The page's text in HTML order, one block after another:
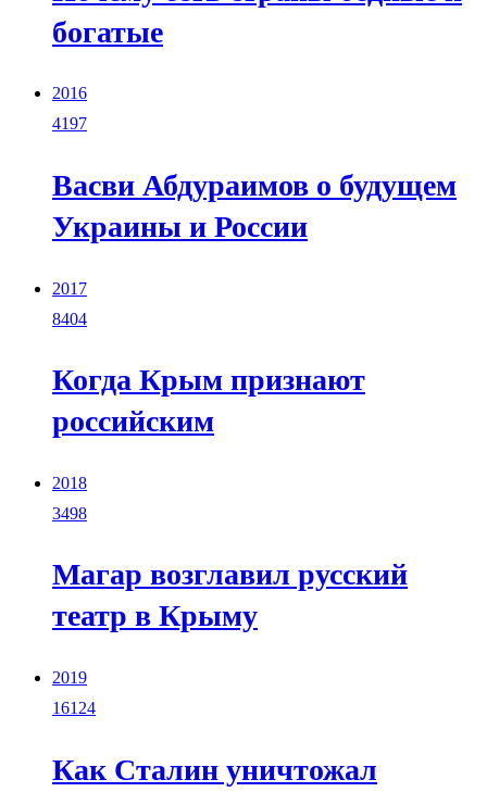
богатые
2016
4197
Васви Абдураимов о будущем
Украины и России
2017
8404
Когда Крым признают
российским
2018
3498
Магар возглавил русский
театр в Крыму
2019
16124
Как Сталин уничтожал